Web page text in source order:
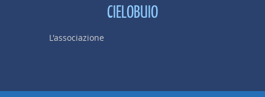
CIELOBUIO
L'associazione